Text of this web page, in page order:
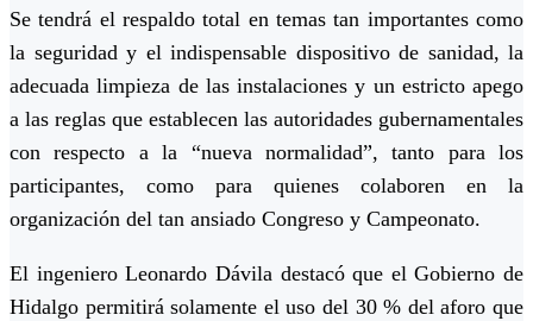
Se tendrá el respaldo total en temas tan importantes como
la seguridad y el indispensable dispositivo de sanidad, la
adecuada limpieza de las instalaciones y un estricto apego
a las reglas que establecen las autoridades gubernamentales
con respecto a la “nueva normalidad”, tanto para los
participantes, como para quienes colaboren en la
organización del tan ansiado Congreso y Campeonato.
El ingeniero Leonardo Dávila destacó que el Gobierno de
Hidalgo permitirá solamente el uso del 30 % del aforo que